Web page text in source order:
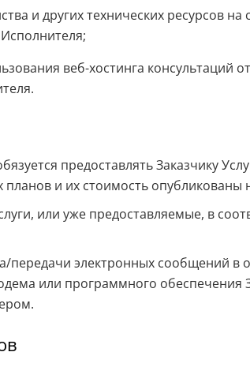
и других технических ресурсов
веб-хостинга консультаций
предоставлять Заказчику
и их стоимость опубликованы
или уже предоставляемые, в
передачи электронных сообщений в
или программного обеспечения